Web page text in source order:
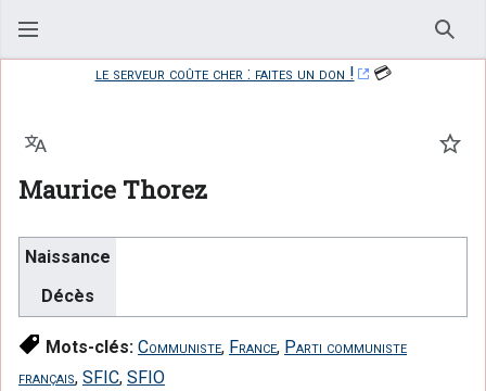
le serveur coûte cher : faites un don !
💳
Maurice Thorez
Langue
Naissance
Décès
Mots-clés: Communiste, France, Parti communiste
français, SFIC, SFIO